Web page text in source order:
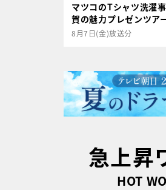
マツコのTシャツ洗濯
賀の魅力プレゼンツア
8月7日(金)放送分
急上昇
HOT